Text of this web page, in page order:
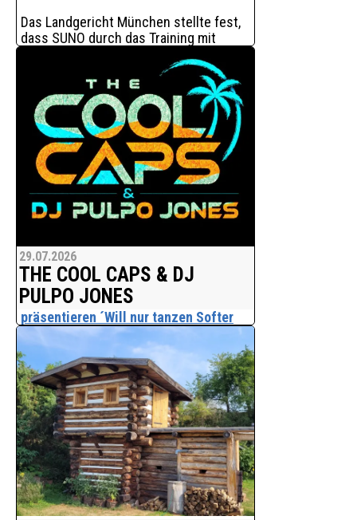
Das Landgericht München stellte fest,
dass SUNO durch das Training mit
Repertoire der GEMA in den USA, aber
auch durch deren Speicherung und
Wiedergabe in Europa gegen gel
29.07.2026
THE COOL CAPS & DJ
PULPO JONES
präsentieren ´Will nur tanzen Softer
Schlager-Pop voller Leichtigkeit, guter
Laune und Lust aufs Tanzen´
Am 31. Juli 2026 erscheint mit "Will nur
tanzen" die neue deutschsprachige
Single von THE COOL CAPS & DJ PULPO
JONES. Der Song erzählt von dem
Wunsch, Stress, Arbeit und ständige
Erreichbarkeit für